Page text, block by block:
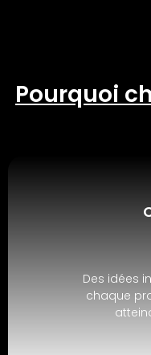
Pourquoi
Des idées
chaque